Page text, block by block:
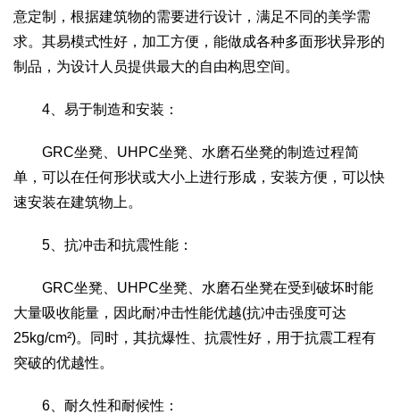
意定制，根据建筑物的需要进行设计，满足不同的美学需
求。其易模式性好，加工方便，能做成各种多面形状异形的
制品，为设计人员提供最大的自由构思空间。
4、易于制造和安装：
GRC坐凳、UHPC坐凳、水磨石坐凳的制造过程简
单，可以在任何形状或大小上进行形成，安装方便，可以快
速安装在建筑物上。
5、抗冲击和抗震性能：
GRC坐凳、UHPC坐凳、水磨石坐凳在受到破坏时能
大量吸收能量，因此耐冲击性能优越(抗冲击强度可达
25kg/cm²)。同时，其抗爆性、抗震性好，用于抗震工程有
突破的优越性。
6、耐久性和耐候性：